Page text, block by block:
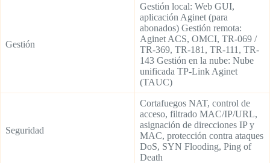
Gestión
Gestión local: Web GUI,
aplicación Aginet (para
abonados) Gestión remota:
Aginet ACS, OMCI, TR-069 /
TR-369, TR-181, TR-111, TR-
143 Gestión en la nube: Nube
unificada TP-Link Aginet
(TAUC)
Seguridad
Cortafuegos NAT, control de
acceso, filtrado MAC/IP/URL,
asignación de direcciones IP y
MAC, protección contra ataques
DoS, SYN Flooding, Ping of
Death